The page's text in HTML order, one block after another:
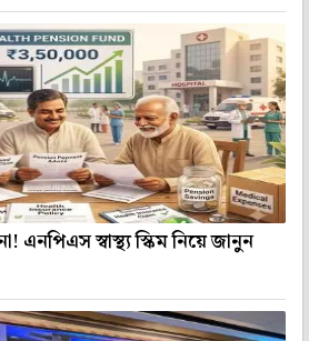
এনপিএস স্বাস্থ্য স্কিম নিয়ে জানুন